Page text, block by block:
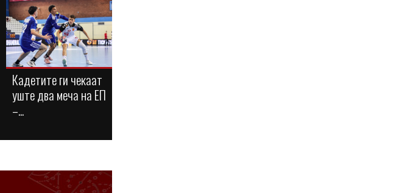
Кадетите ги чекаат
уште два меча на ЕП
–...